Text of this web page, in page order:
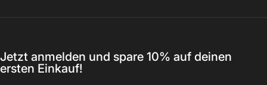
Jetzt anmelden und spare 10% auf deinen
ersten Einkauf!